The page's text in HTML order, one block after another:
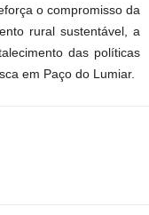
o compromisso da
rural sustentável, a
das políticas
em Paço do Lumiar.